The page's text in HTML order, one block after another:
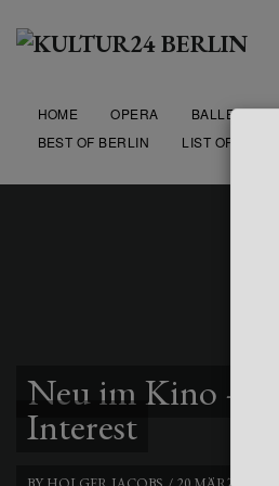
HOME OPERA BALLET
BEST OF BERLIN
LIST OF
Neu im Kino –
Interest